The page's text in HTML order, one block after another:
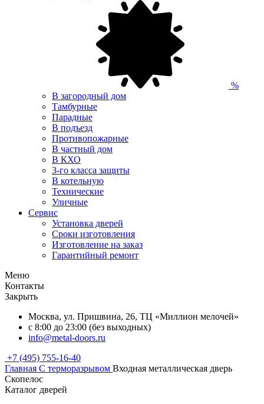
%
В загородный дом
Тамбурные
Парадные
В подъезд
Противопожарные
В частный дом
В КХО
3-го класса защиты
В котельную
Технические
Уличные
Сервис
Установка дверей
Сроки изготовления
Изготовление на заказ
Гарантийный ремонт
Меню
Контакты
Закрыть
Москва, ул. Пришвина, 26, ТЦ «Миллион мелочей»
с 8:00 до 23:00 (без выходных)
info@metal-doors.ru
+7 (495) 755-16-40
Главная С терморазрывом Входная металлическая дверь
Скопелос
Каталог дверей